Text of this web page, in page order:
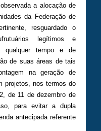
a alocação de
da Federação de
resguardado o
legítimos e
qualquer tempo e de
de suas áreas de tais
na geração de
projetos, nos termos do
de 11 de dezembro de
para evitar a dupla
antecipada referente